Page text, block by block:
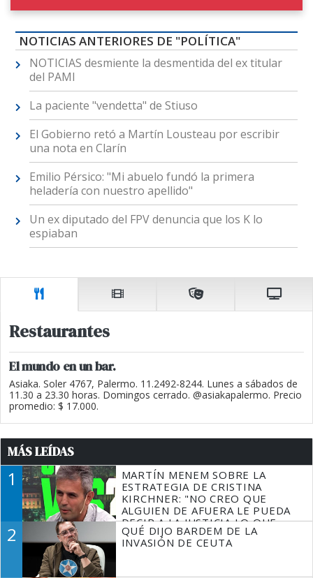
NOTICIAS ANTERIORES DE "POLÍTICA"
NOTICIAS desmiente la desmentida del ex titular
del PAMI
La paciente "vendetta" de Stiuso
El Gobierno retó a Martín Lousteau por escribir
una nota en Clarín
Emilio Pérsico: "Mi abuelo fundó la primera
heladería con nuestro apellido"
Un ex diputado del FPV denuncia que los K lo
espiaban
Restaurantes
El mundo en un bar.
Asiaka. Soler 4767, Palermo. 11.2492-8244. Lunes a sábados de
11.30 a 23.30 horas. Domingos cerrado. @asiakapalermo. Precio
promedio: $ 17.000.
MÁS LEÍDAS
1
MARTÍN MENEM SOBRE LA
ESTRATEGIA DE CRISTINA
KIRCHNER: "NO CREO QUE
ALGUIEN DE AFUERA LE PUEDA
DECIR A LA JUSTICIA LO QUE
TIENE QUE HACER"
2
QUÉ DIJO BARDEM DE LA
INVASIÓN DE CEUTA